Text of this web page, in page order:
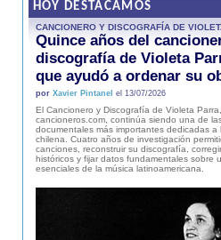
HOY DESTACAMOS
CANCIONERO Y DISCOGRAFÍA DE
Quince años del
discografía de Violeta
que ayudó a ordenar su
por Xavier Pintanel el 13/07/2026
El Cancionero y Discografía de Violeta
cancioneros.com, continúa siendo una de
documentales más importantes dedicadas a
chilena. Cuatro años de investigación
canciones, reconstruir su discografía,
históricos y fijar datos fundamentales sobre
esenciales de la música latinoamericana.